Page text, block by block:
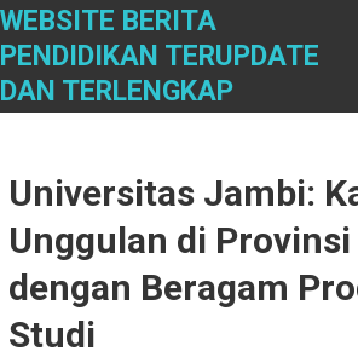
S
i
p
t
WEBSITE BERITA
PENDIDIKAN TERUPDATE
DAN TERLENGKAP
Universitas Jambi:
Unggulan di
dengan Beragam
Studi